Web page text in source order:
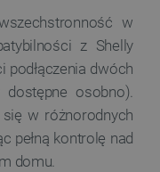
w
z Shelly
dwóch
dostępne osobno).
się w różnorodnych
pełną kontrolę nad
domu.